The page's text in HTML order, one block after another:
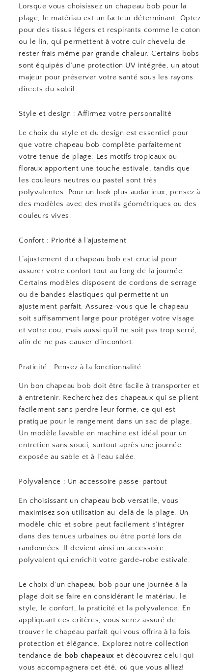
Lorsque vous choisissez un chapeau bob pour la
plage, le matériau est un facteur déterminant. Optez
pour des tissus légers et respirants comme le coton
ou le lin, qui permettent à votre cuir chevelu de
rester frais même par grande chaleur. Certains bobs
sont équipés d’une protection UV intégrée, un atout
majeur pour préserver votre santé sous les rayons
directs du soleil.
Style et design : Affirmez votre personnalité
Le choix du style et du design est essentiel pour
que votre chapeau bob complète parfaitement
votre tenue de plage. Les motifs tropicaux ou
floraux apportent une touche estivale, tandis que
les couleurs neutres ou pastel sont très
polyvalentes. Pour un look plus audacieux, pensez à
des modèles avec des motifs géométriques ou des
couleurs vives.
Confort : Priorité à l’ajustement
L’ajustement du chapeau bob est crucial pour
assurer votre confort tout au long de la journée.
Certains modèles disposent de cordons de serrage
ou de bandes élastiques qui permettent un
ajustement parfait. Assurez-vous que le chapeau
soit suffisamment large pour protéger votre visage
et votre cou, mais aussi qu’il ne soit pas trop serré,
afin de ne pas causer d’inconfort.
Praticité : Pensez à la fonctionnalité
Un bon chapeau bob doit être facile à transporter et
à entretenir. Recherchez des chapeaux qui se plient
facilement sans perdre leur forme, ce qui est
pratique pour le rangement dans un sac de plage.
Un modèle lavable en machine est idéal pour un
entretien sans souci, surtout après une journée
exposée au sable et à l’eau salée.
Polyvalence : Un accessoire passe-partout
En choisissant un chapeau bob versatile, vous
maximisez son utilisation au-delà de la plage. Un
modèle chic et sobre peut facilement s’intégrer
dans des tenues urbaines ou être porté lors de
randonnées. Il devient ainsi un accessoire
polyvalent qui enrichit votre garde-robe estivale.
Le choix d’un chapeau bob pour une journée à la
plage doit se faire en considérant le matériau, le
style, le confort, la praticité et la polyvalence. En
appliquant ces critères, vous serez assuré de
trouver le chapeau parfait qui vous offrira à la fois
protection et élégance. Explorez notre collection
tendance de bob chapeaux et découvrez celui qui
vous accompagnera cet été, où que vous alliez!